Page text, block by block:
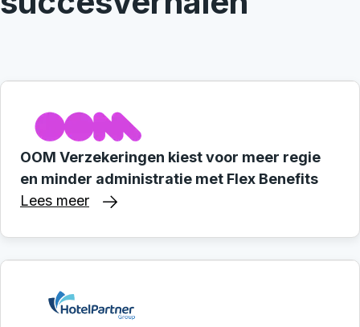
OOM Verzekeringen kiest voor meer regie
en minder administratie met Flex Benefits
Lees meer